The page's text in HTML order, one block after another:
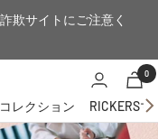
欺サイトにご注意く
0
コレクション RICKERSマ